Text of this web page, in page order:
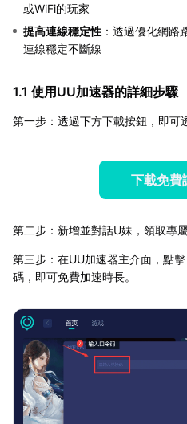
或WiFi的玩家
提高連線穩定性 ：透過優化網路
連線穩定不斷線
1.1 使用UU加速器的詳細步驟
第一步：透過下方下載按鈕，即可
下載免費
第二步：新增並對話U妹，領取專
第三步：在UU加速器主介面，點
碼，即可免費加速時長。